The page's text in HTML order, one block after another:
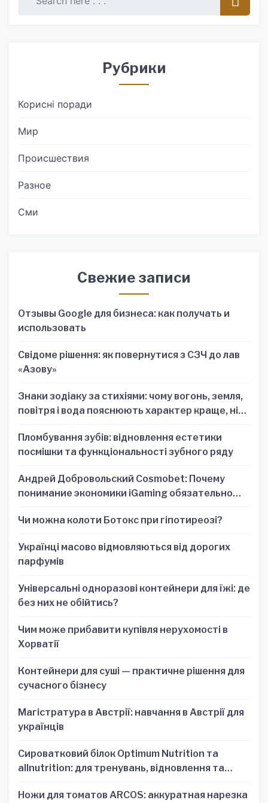
Рубрики
Корисні поради
Мир
Происшествия
Разное
Сми
Свежие записи
Отзывы Google для бизнеса: как получать и
использовать
Свідоме рішення: як повернутися з СЗЧ до лав
«Азову»
Знаки зодіаку за стихіями: чому вогонь, земля,
повітря і вода пояснюють характер краще, ніж
Пломбування зубів: відновлення естетики
посмішки та функціональності зубного ряду
Андрей Добровольский Cosmobet: Почему
понимание экономики iGaming обязательно
Чи можна колоти Ботокс при гіпотиреозі?
Українці масово відмовляються від дорогих
парфумів
Універсальні одноразові контейнери для їжі: де
без них не обійтись?
Чим може прибавити купівля нерухомості в
Хорватії
Контейнери для суші — практичне рішення для
сучасного бізнесу
Магістратура в Австрії: навчання в Австрії для
українців
Сироватковий білок Optimum Nutrition та
allnutrition: для тренувань, відновлення та
Ножи для томатов ARCOS: аккуратная нарезка